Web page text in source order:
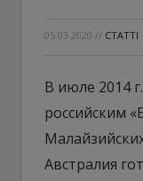
05.03.2020 // СТАТТІ
В июле 2014
российским
Австралия